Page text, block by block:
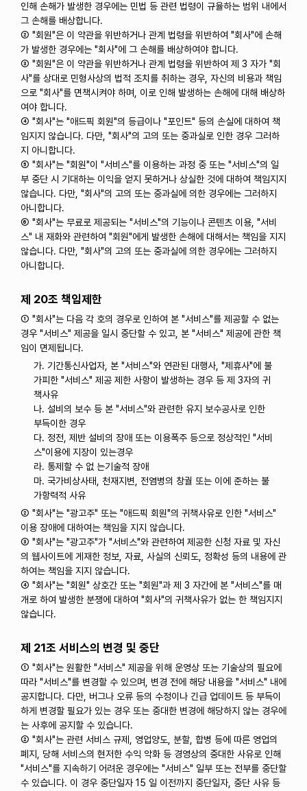
인해 손해가 발생한 경우에는 민법 등 관련 법령이 규율하는 범위 내에서
그 손해를 배상합니다.
② "회원"은 이 약관을 위반하거나 관계 법령을 위반하여 "회사"에 손해
가 발생한 경우에는 "회사"에 그 손해를 배상하여야 합니다.
③ "회원"은 이 약관을 위반하거나 관계 법령을 위반하여 제 3 자가 "회
사"를 상대로 민형사상의 법적 조치를 취하는 경우, 자신의 비용과 책임
으로 "회사"를 면책시켜야 하며, 이로 인해 발생하는 손해에 대해 배상하
여야 합니다.
④ "회사"는 "애드픽 회원"의 등급이나 "포인트" 등의 손실에 대하여 책
임지지 않습니다. 다만, "회사"의 고의 또는 중과실로 인한 경우 그러하
지 아니합니다.
⑤ "회사"는 "회원"이 "서비스"를 이용하는 과정 중 또는 "서비스"의 일
부 중단 시 기대하는 이익을 얻지 못하거나 상실한 것에 대하여 책임지지
않습니다. 다만, "회사"의 고의 또는 중과실에 의한 경우에는 그러하지
아니합니다.
⑥ "회사"는 무료로 제공되는 "서비스"의 기능이나 콘텐츠 이용, "서비
스" 내 재화와 관련하여 "회원"에게 발생한 손해에 대해서는 책임을 지지
않습니다. 다만, "회사"의 고의 또는 중과실에 의한 경우에는 그러하지
아니합니다.
제 20조 책임제한
① "회사"는 다음 각 호의 경우로 인하여 본 "서비스"를 제공할 수 없는
경우 "서비스" 제공을 일시 중단할 수 있고, 본 "서비스" 제공에 관한 책
임이 면제됩니다.
가. 기간통신사업자, 본 "서비스"와 연관된 대행사, "제휴사"에 불
가피한 "서비스" 제공 제한 사항이 발생하는 경우 등 제 3자의 귀
책사유
나. 설비의 보수 등 본 "서비스"와 관련한 유지 보수공사로 인한
부득이한 경우
다. 정전, 제반 설비의 장애 또는 이용폭주 등으로 정상적인 "서비
스"이용에 지장이 있는경우
라. 통제할 수 없 는기술적 장애
마. 국가비상사태, 천재지변, 전염병의 창궐 또는 이에 준하는 불
가항력적 사유
② "회사"는 "광고주" 또는 "애드픽 회원"의 귀책사유로 인한 "서비스"
이용 장애에 대하여는 책임을 지지 않습니다.
③ "회사"는 "광고주"가 "서비스"와 관련하여 제공한 신청 자료 및 자신
의 웹사이트에 게재한 정보, 자료, 사실의 신뢰도, 정확성 등의 내용에 관
하여는 책임을 지지 않습니다.
④ "회사"는 "회원" 상호간 또는 "회원"과 제 3 자간에 본 "서비스"를 매
개로 하여 발생한 분쟁에 대하여 "회사"의 귀책사유가 없는 한 책임지지
않습니다.
제 21조 서비스의 변경 및 중단
① "회사"는 원활한 "서비스" 제공을 위해 운영상 또는 기술상의 필요에
따라 "서비스"를 변경할 수 있으며, 변경 전에 해당 내용을 "서비스" 내에
공지합니다. 다만, 버그나 오류 등의 수정이나 긴급 업데이트 등 부득이
하게 변경할 필요가 있는 경우 또는 중대한 변경에 해당하지 않는 경우에
는 사후에 공지할 수 있습니다.
② "회사"는 관련 서비스 규제, 영업양도, 분할, 합병 등에 따른 영업의
폐지, 당해 서비스의 현저한 수익 악화 등 경영상의 중대한 사유로 인해
"서비스"를 지속하기 어려운 경우에는 "서비스" 일부 또는 전부를 중단할
수 있습니다. 이 경우 중단일자 15 일 이전까지 중단일자, 중단 사유 등